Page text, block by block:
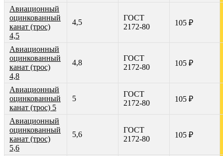
Авиационный
оцинкованный
канат (трос)
4,5
4,5
ГОСТ
2172-80
105 ₽
Авиационный
оцинкованный
канат (трос)
4,8
4,8
ГОСТ
2172-80
105 ₽
Авиационный
оцинкованный
канат (трос) 5
5
ГОСТ
2172-80
105 ₽
Авиационный
оцинкованный
канат (трос)
5,6
5,6
ГОСТ
2172-80
105 ₽